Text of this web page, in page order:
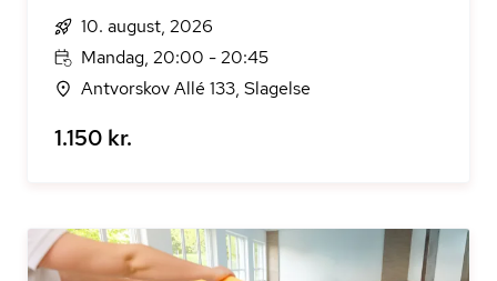
10. august, 2026
Mandag, 20:00 - 20:45
Antvorskov Allé 133, Slagelse
1.150 kr.